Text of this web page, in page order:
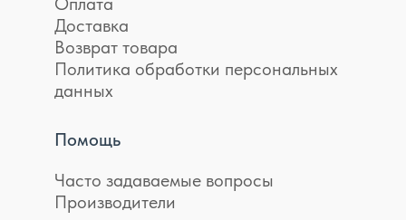
Доставка
Возврат товара
Политика обработки персональных
данных
Помощь
Часто задаваемые вопросы
Производители